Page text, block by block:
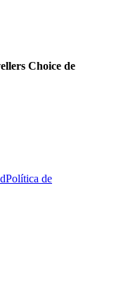
Choice de
Política de